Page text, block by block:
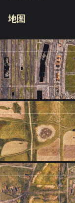
地图